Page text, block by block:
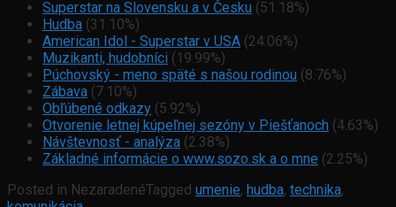
Superstar na Slovensku a v Česku (51.18%)
Hudba (31.10%)
American Idol - Superstar v USA (24.06%)
Muzikanti, hudobníci (19.99%)
Púchovský - meno späté s našou rodinou (8.76%)
Zábava (7.10%)
Obľúbené odkazy (5.92%)
Otvorenie letnej kúpeľnej sezóny v Piešťanoch (4.63%)
Návštevnosť - analýza (2.38%)
Základné informácie o www.sozo.sk a o mne (2.25%)
Posted in NezaradenéTagged umenie, hudba, technika,